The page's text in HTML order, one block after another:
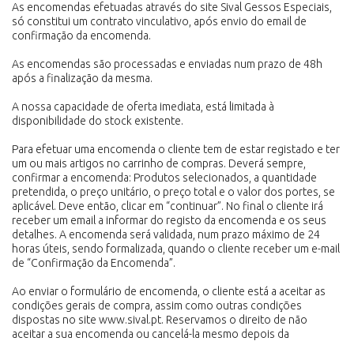
As encomendas efetuadas através do site Sival Gessos Especiais,
só constitui um contrato vinculativo, após envio do email de
confirmação da encomenda.
As encomendas são processadas e enviadas num prazo de 48h
após a finalização da mesma.
A nossa capacidade de oferta imediata, está limitada à
disponibilidade do stock existente.
Para efetuar uma encomenda o cliente tem de estar registado e ter
um ou mais artigos no carrinho de compras. Deverá sempre,
confirmar a encomenda: Produtos selecionados, a quantidade
pretendida, o preço unitário, o preço total e o valor dos portes, se
aplicável. Deve então, clicar em “continuar”. No final o cliente irá
receber um email a informar do registo da encomenda e os seus
detalhes. A encomenda será validada, num prazo máximo de 24
horas úteis, sendo formalizada, quando o cliente receber um e-mail
de “Confirmação da Encomenda”.
Ao enviar o formulário de encomenda, o cliente está a aceitar as
condições gerais de compra, assim como outras condições
dispostas no site www.sival.pt. Reservamos o direito de não
aceitar a sua encomenda ou cancelá-la mesmo depois da